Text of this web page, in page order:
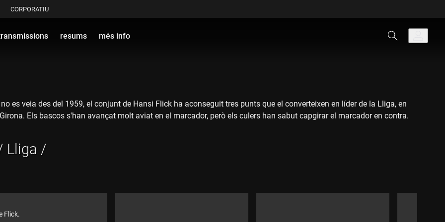
CORPORATIU
resums més info
Lliga /
Flick.
es veia des del 1959, el conjunt de Hansi Flick ha aconseguit tres punts que el converteixen en líder de la Lliga, en
Els bascos s'han avançat molt aviat en el marcador, però els culers han sabut capgirar el marcador en contra.